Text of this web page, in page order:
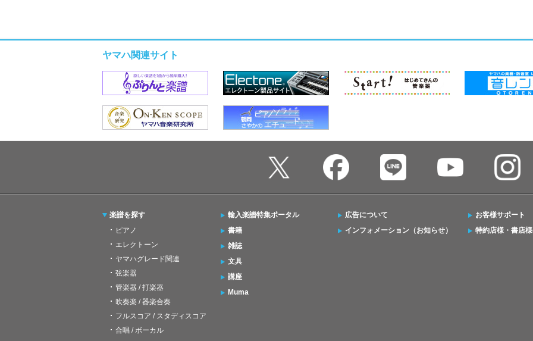
ヤマハ関連サイト
楽譜を探す
ピアノ
エレクトーン
ヤマハグレード関連
弦楽器
管楽器 / 打楽器
吹奏楽 / 器楽合奏
フルスコア / スタディスコア
合唱 / ボーカル
輸入楽譜特集ポータル
書籍
雑誌
文具
講座
Muma
広告について
インフォメーション（お知らせ）
お客様サポート
特約店様・書店